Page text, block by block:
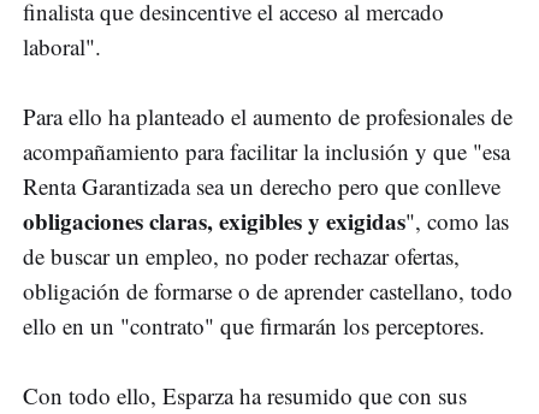
finalista que desincentive el acceso al mercado
laboral".
Para ello ha planteado el aumento de profesionales de
acompañamiento para facilitar la inclusión y que "esa
Renta Garantizada sea un derecho pero que conlleve
obligaciones claras, exigibles y exigidas", como las
de buscar un empleo, no poder rechazar ofertas,
obligación de formarse o de aprender castellano, todo
ello en un "contrato" que firmarán los perceptores.
Con todo ello, Esparza ha resumido que con sus